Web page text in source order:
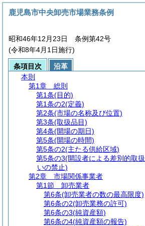
鹿児島市中央卸売市場業務条例
昭和46年12月23日 条例第42号
(令和8年4月1日施行)
条項目次
沿革
本則
第1章
総則
第1条(目的)
第1条の2(定義)
第2条(市場の名称及び位置)
第3条(取扱品目)
第4条(開場の期日)
第5条(開場の時間)
第5条の2(主たる供給区域)
第5条の3(開設者による差別的取扱
いの禁止)
第2章
市場関係事業者
第1節
卸売業者
第6条(卸売業者の数の最高限度)
第6条の2(卸売業務の許可)
第6条の3(純資産額)
第6条の4(純資産額の報告)